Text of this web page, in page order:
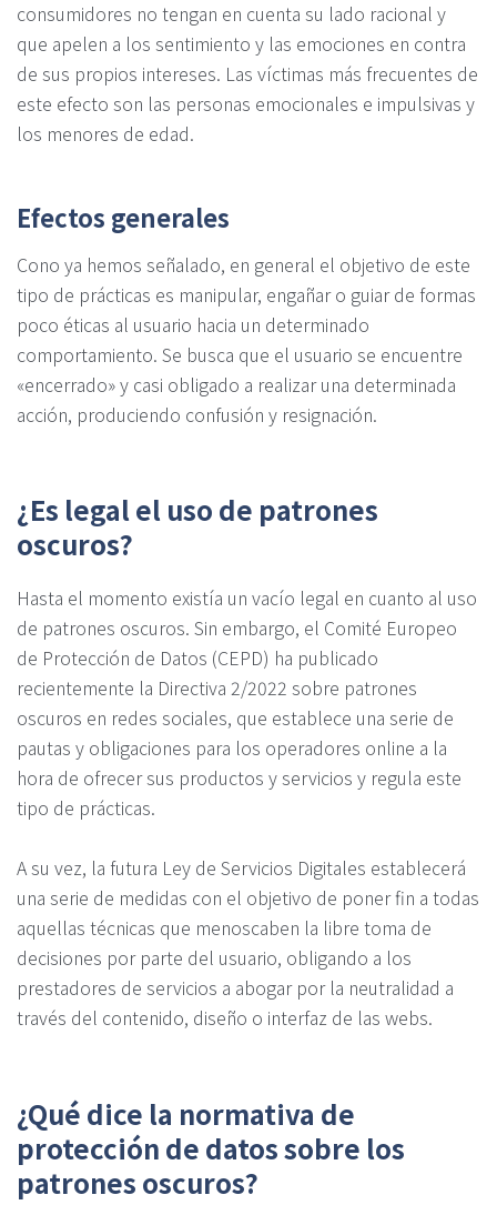
consumidores no tengan en cuenta su lado racional y
que apelen a los sentimiento y las emociones en contra
de sus propios intereses. Las víctimas más frecuentes de
este efecto son las personas emocionales e impulsivas y
los menores de edad.
Efectos generales
Cono ya hemos señalado, en general el objetivo de este
tipo de prácticas es manipular, engañar o guiar de formas
poco éticas al usuario hacia un determinado
comportamiento. Se busca que el usuario se encuentre
«encerrado» y casi obligado a realizar una determinada
acción, produciendo confusión y resignación.
¿Es legal el uso de patrones
oscuros?
Hasta el momento existía un vacío legal en cuanto al uso
de patrones oscuros. Sin embargo, el Comité Europeo
de Protección de Datos (CEPD) ha publicado
recientemente la Directiva 2/2022 sobre patrones
oscuros en redes sociales, que establece una serie de
pautas y obligaciones para los operadores online a la
hora de ofrecer sus productos y servicios y regula este
tipo de prácticas.
A su vez, la futura Ley de Servicios Digitales establecerá
una serie de medidas con el objetivo de poner fin a todas
aquellas técnicas que menoscaben la libre toma de
decisiones por parte del usuario, obligando a los
prestadores de servicios a abogar por la neutralidad a
través del contenido, diseño o interfaz de las webs.
¿Qué dice la normativa de
protección de datos sobre los
patrones oscuros?